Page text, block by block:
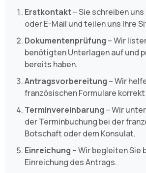
Erstkontakt– Sie schreiben
oder E-Mail und teilen uns Ihre
Dokumentenprüfung – Wir
benötigten Unterlagen auf und
bereits haben.
Antragsvorbereitung – Wir
französischen Formulare
Terminvereinbarung – Wir
der Terminbuchung bei der
Botschaft oder dem Konsulat.
Einreichung – Wir begleiten Sie
Einreichung des Antrags.